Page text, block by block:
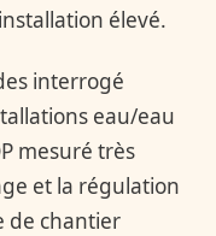
élevé.
interrogé
eau/eau
mesuré très
et la régulation
de chantier